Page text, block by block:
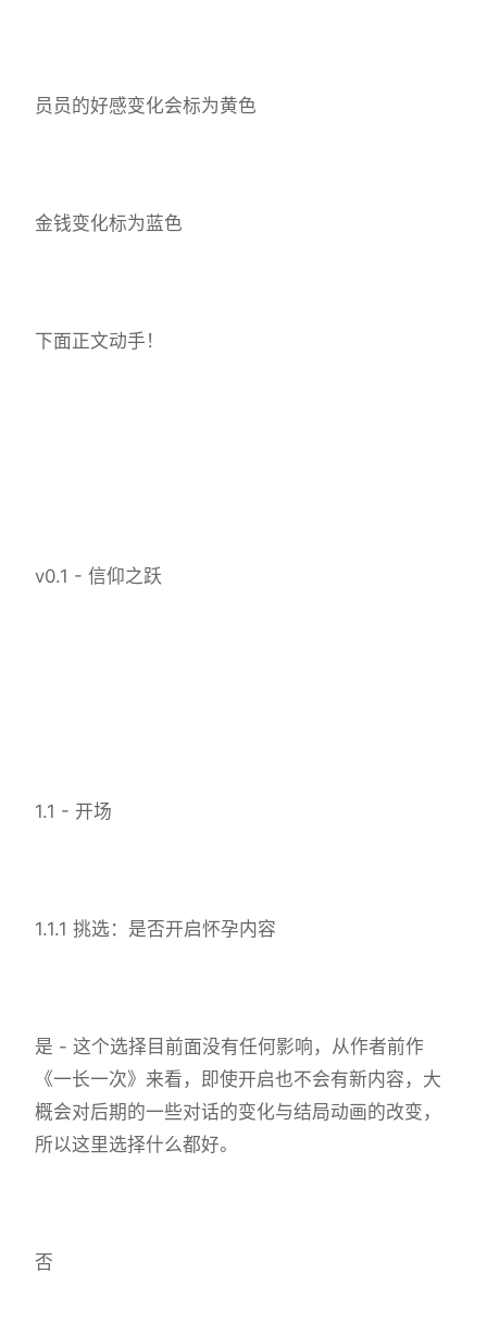
员员的好感变化会标为黄色
金钱变化标为蓝色
下面正文动手！
v0.1 - 信仰之跃
1.1 - 开场
1.1.1 挑选：是否开启怀孕内容
是 - 这个选择目前面没有任何影响，从作者前作
《一长一次》来看，即使开启也不会有新内容，大
概会对后期的一些对话的变化与结局动画的改变，
所以这里选择什么都好。
否